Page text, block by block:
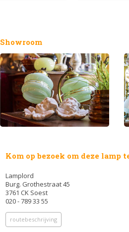
Showroom
Kom op bezoek om deze lamp
Lamplord
Burg. Grothestraat 45
3761 CK Soest
020 - 789 33 55
routebeschrijving